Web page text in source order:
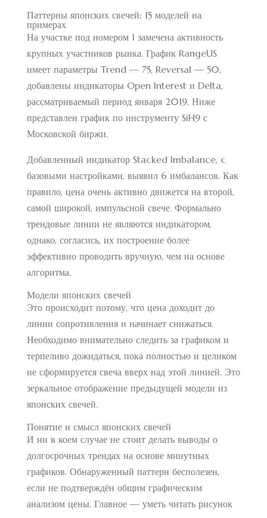
Паттерны японских свечей: 15 моделей на
примерах
На участке под номером 1 замечена активность
крупных участников рынка. График RangeUS
имеет параметры Trend — 75, Reversal — 50,
добавлены индикаторы Open Interest и Delta,
рассматриваемый период января 2019. Ниже
представлен график по инструменту SiH9 с
Московской биржи.
Добавленный индикатор Stacked Imbalance, c
базовыми настройками, выявил 6 имбалансов. Как
правило, цена очень активно движется на второй,
самой широкой, импульсной свече. Формально
трендовые линии не являются индикатором,
однако, согласись, их построение более
эффективно проводить вручную, чем на основе
алгоритма.
Модели японских свечей
Это происходит потому, что цена доходит до
линии сопротивления и начинает снижаться.
Необходимо внимательно следить за графиком и
терпеливо дожидаться, пока полностью и целиком
не сформируется свеча вверх над этой линией. Это
зеркальное отображение предыдущей модели из
японских свечей.
Понятие и смысл японских свечей
И ни в коем случае не стоит делать выводы о
долгосрочных трендах на основе минутных
графиков. Обнаруженный паттерн бесполезен,
если не подтверждён общим графическим
анализом цены. Главное — уметь читать рисунок